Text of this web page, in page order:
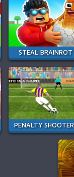
STEAL BRAINROT